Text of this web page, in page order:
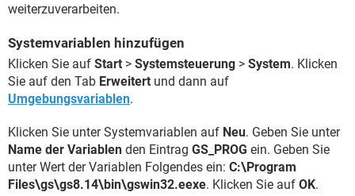
weiterzuverarbeiten.
Systemvariablen hinzufügen
Klicken Sie auf Start > Systemsteuerung > System. Klicken
Sie auf den Tab Erweitert und dann auf
Umgebungsvariablen.
Klicken Sie unter Systemvariablen auf Neu. Geben Sie unter
Name der Variablen den Eintrag GS_PROG ein. Geben Sie
unter Wert der Variablen Folgendes ein: C:\Program
Files\gs\gs8.14\bin\gswin32.eexe. Klicken Sie auf OK.